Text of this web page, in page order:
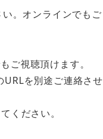
。オンラインでもご
ご視聴頂けます。
を別途ご連絡させ
ください。